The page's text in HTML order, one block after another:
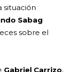
situación
Sabag
sobre el
Gabriel Carrizo,